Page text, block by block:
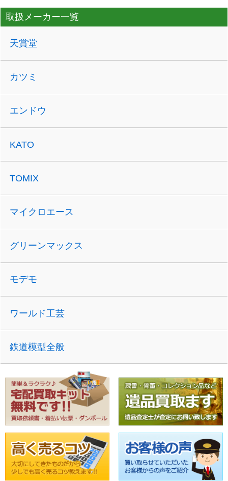
取扱メーカー一覧
天賞堂
カツミ
エンドウ
KATO
TOMIX
マイクロエース
グリーンマックス
モデモ
ワールド工芸
鉄道模型全般